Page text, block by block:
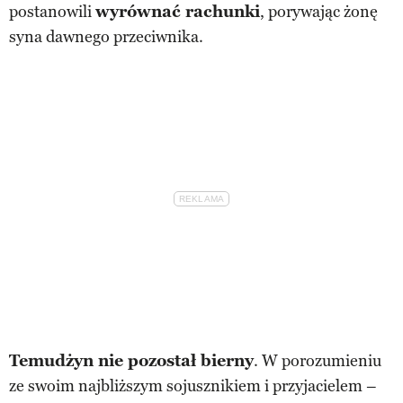
postanowiliwyrównać rachunki, porywając żonę
syna dawnego przeciwnika.
Temudżyn nie pozostał bierny. W porozumieniu
ze swoim najbliższym sojusznikiem i przyjacielem –